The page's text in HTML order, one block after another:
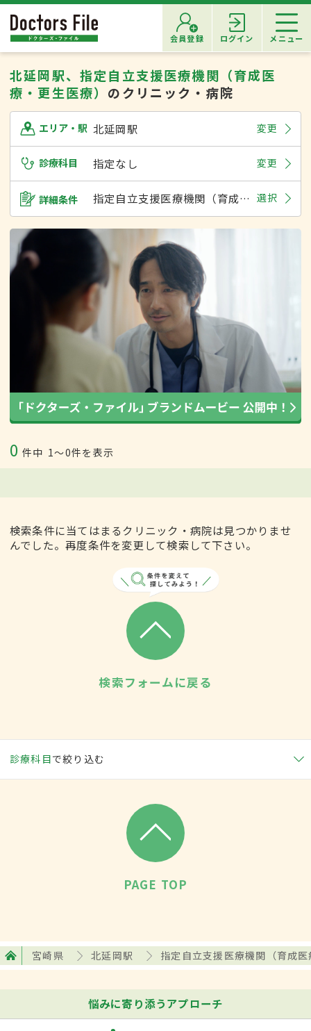
会員登録 ログイン メニュー
北延岡駅、指定自立支援医療機関（育成医
療・更生医療） のクリニック・病院
エリア・駅 北延岡駅 変更
診療科目 指定なし 変更
詳細条件 指定自立支援医療機関（育成医療・更生医療） 選択
0 件中 1〜0件を表示
検索条件に当てはまるクリニック・病院は見つかりませ
んでした。再度条件を変更して検索して下さい。
検索フォームに戻る
診療科目で絞り込む
PAGE TOP
宮崎県 北延岡駅 指定自立支援医療機関（育成
悩みに寄り添うアプローチ